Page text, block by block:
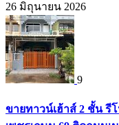
26 มิถุนายน 2026
9
ขายทาวน์เฮ้าส์ 2 ชั้น รี